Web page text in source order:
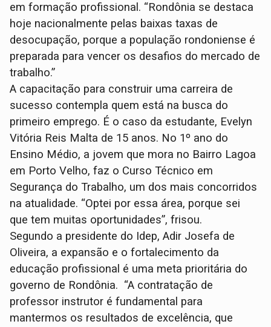
em formação profissional. “Rondônia se destaca
hoje nacionalmente pelas baixas taxas de
desocupação, porque a população rondoniense é
preparada para vencer os desafios do mercado de
trabalho.”
A capacitação para construir uma carreira de
sucesso contempla quem está na busca do
primeiro emprego. É o caso da estudante, Evelyn
Vitória Reis Malta de 15 anos. No 1º ano do
Ensino Médio, a jovem que mora no Bairro Lagoa
em Porto Velho, faz o Curso Técnico em
Segurança do Trabalho, um dos mais concorridos
na atualidade. “Optei por essa área, porque sei
que tem muitas oportunidades”, frisou.
Segundo a presidente do Idep, Adir Josefa de
Oliveira, a expansão e o fortalecimento da
educação profissional é uma meta prioritária do
governo de Rondônia. “A contratação de
professor instrutor é fundamental para
mantermos os resultados de excelência, que